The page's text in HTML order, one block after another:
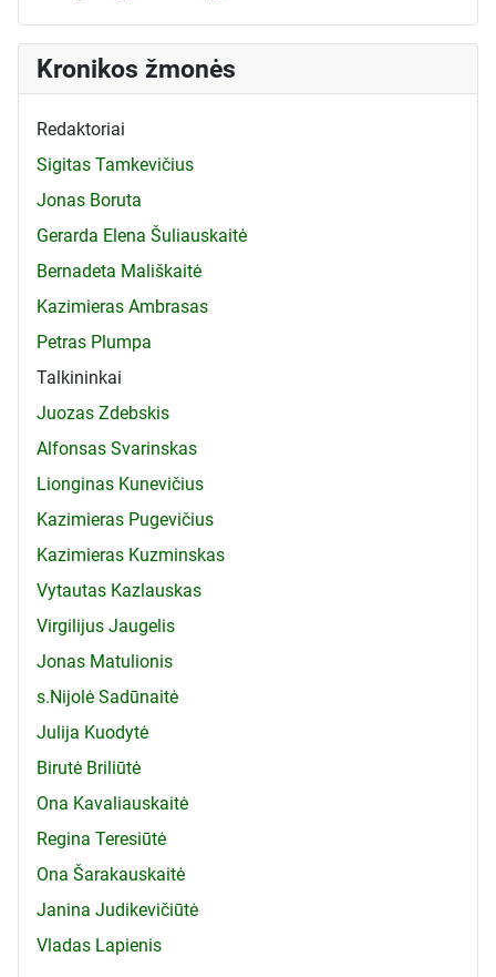
Kronikos žmonės
Redaktoriai
Sigitas Tamkevičius
Jonas Boruta
Gerarda Elena Šuliauskaitė
Bernadeta Mališkaitė
Kazimieras Ambrasas
Petras Plumpa
Talkininkai
Juozas Zdebskis
Alfonsas Svarinskas
Lionginas Kunevičius
Kazimieras Pugevičius
Kazimieras Kuzminskas
Vytautas Kazlauskas
Virgilijus Jaugelis
Jonas Matulionis
s.Nijolė Sadūnaitė
Julija Kuodytė
Birutė Briliūtė
Ona Kavaliauskaitė
Regina Teresiūtė
Ona Šarakauskaitė
Janina Judikevičiūtė
Vladas Lapienis